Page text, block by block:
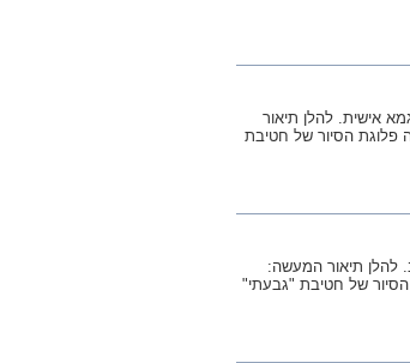
לב ודוגמא אישית. להלן תיאור
"צוק איתן", פעלה פלוגת הסיור של חטיבת
להלן תיאור המעשה:
פעלה פלוגת הסיור של חטיבת "גבעתי"